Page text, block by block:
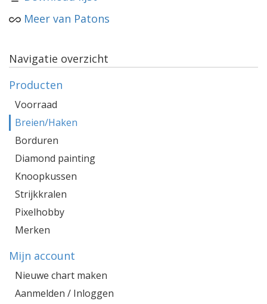
Meer van Patons
Navigatie overzicht
Producten
Voorraad
Breien/Haken
Borduren
Diamond painting
Knoopkussen
Strijkkralen
Pixelhobby
Merken
Mijn account
Nieuwe chart maken
Aanmelden / Inloggen